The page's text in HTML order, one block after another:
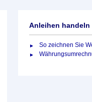
Anleihen handeln
So zeichnen Sie